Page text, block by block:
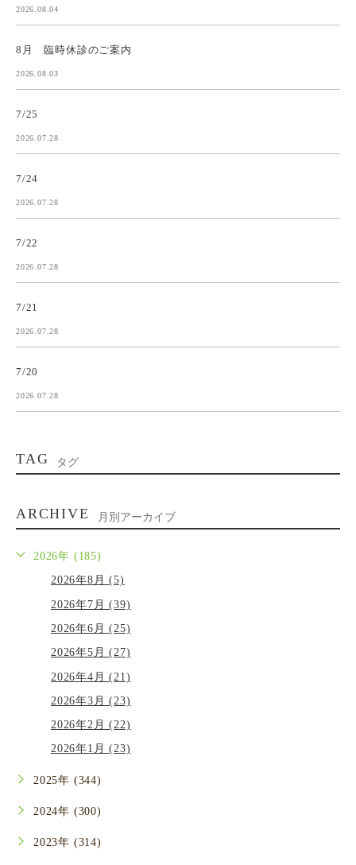
2026.08.04
8月 臨時休診のご案内
2026.08.03
7/25
2026.07.28
7/24
2026.07.28
7/22
2026.07.28
7/21
2026.07.28
7/20
2026.07.28
TAG タグ
ARCHIVE 月別アーカイブ
2026年 (185)
2026年8月 (5)
2026年7月 (39)
2026年6月 (25)
2026年5月 (27)
2026年4月 (21)
2026年3月 (23)
2026年2月 (22)
2026年1月 (23)
2025年 (344)
2024年 (300)
2023年 (314)